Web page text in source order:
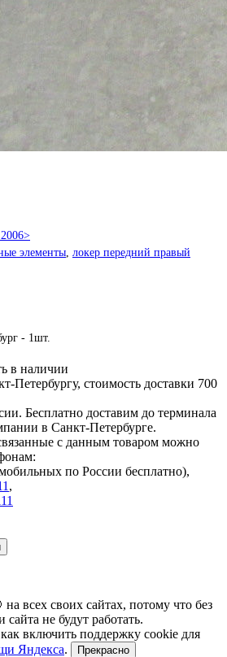
элементы локер передний правый
- 1шт.
в наличии
Петербургу, стоимость доставки 700
Бесплатно доставим до терминала
в Санкт-Петербурге.
с данным товаром можно
по России бесплатно),
,
всех своих сайтах, потому что без
не будут работать.
включить поддержку cookie для
Яндекса. Прекрасно